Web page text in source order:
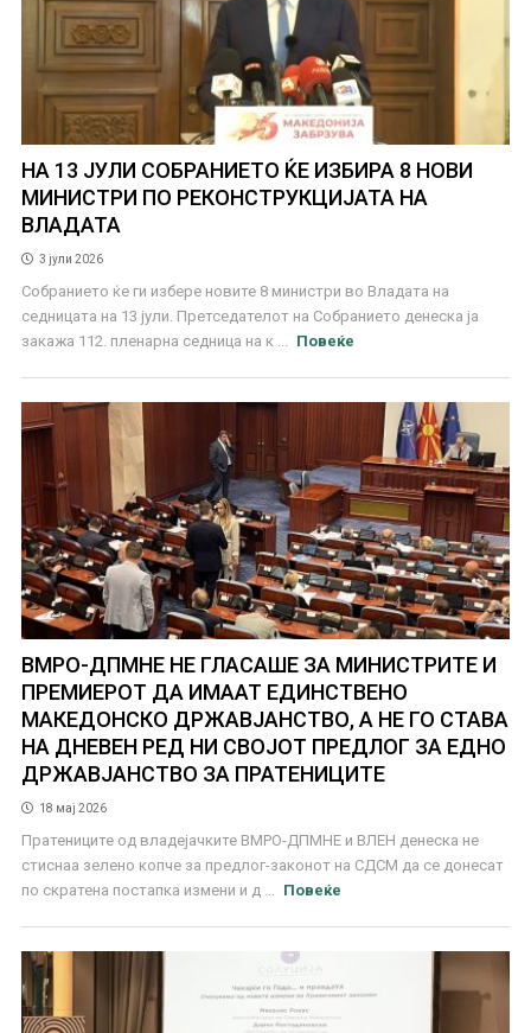
НА 13 ЈУЛИ СОБРАНИЕТО ЌЕ ИЗБИРА 8 НОВИ
МИНИСТРИ ПО РЕКОНСТРУКЦИЈАТА НА
ВЛАДАТА
3 јули 2026
Собранието ќе ги избере новите 8 министри во Владата на
седницата на 13 јули. Претседателот на Собранието денеска ја
закажа 112. пленарна седница на к ...
Повеќе
ВМРО-ДПМНЕ НЕ ГЛАСАШЕ ЗА МИНИСТРИТЕ И
ПРЕМИЕРОТ ДА ИМААТ ЕДИНСТВЕНО
МАКЕДОНСКО ДРЖАВЈАНСТВО, А НЕ ГО СТАВА
НА ДНЕВЕН РЕД НИ СВОЈОТ ПРЕДЛОГ ЗА ЕДНО
ДРЖАВЈАНСТВО ЗА ПРАТЕНИЦИТЕ
18 мај 2026
Пратениците од владејачките ВМРО-ДПМНЕ и ВЛЕН денеска не
стиснаа зелено копче за предлог-законот на СДСМ да се донесат
по скратена постапка измени и д ...
Повеќе